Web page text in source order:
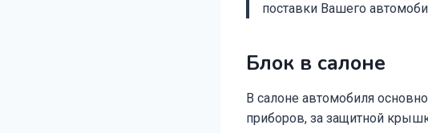
поставки Вашего
Блок в салоне
В салоне автомобиля
приборов, за защитной